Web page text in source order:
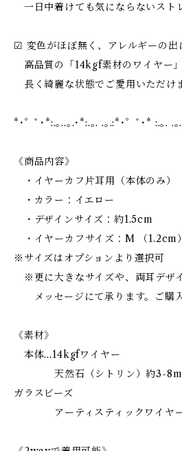
一日中着けても気にならないスト
☑︎ 変色がほぼ無く、アレルギーの出
高品質の「14kgf素材のワイヤー」
長く綺麗な状態でご愛用いただけ
*･゜ﾟ･*:.｡..｡.･*:.｡. .｡.:*･゜ﾟ･* :.｡. .
《商品内容》
・イヤーカフ片耳用（本体のみ）
・カラー：イエロー
・デザインサイズ：約1.5cm
・イヤーカフサイズ：M （1.2cm
※サイズはオプションより選択可
※更に大きなサイズや、両耳デザ
メッセージにて承ります。ご購入
《素材》
本体…14kgfワイヤー
天然石（シトリン）約3-
ガラスビーズ
アーティスティックワイヤ